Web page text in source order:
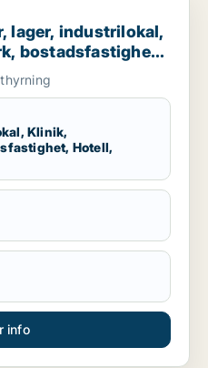
industrilokal, klinik,
lager, industrilokal,
bostadsfastighet,
i Stockholms
Klinik,
Hotell,
info